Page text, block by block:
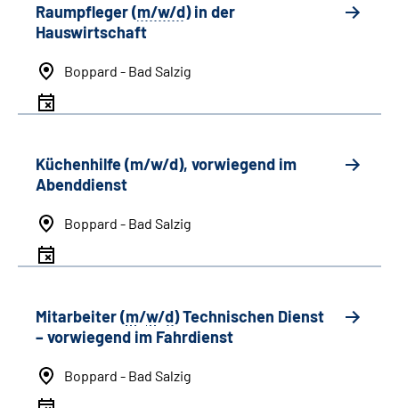
Raumpfleger (m/w/d) in der
Hauswirtschaft
Boppard - Bad Salzig
Küchenhilfe (m/w/d), vorwiegend im
Abenddienst
Boppard - Bad Salzig
Mitarbeiter (m/w/d) Technischen Dienst
– vorwiegend im Fahrdienst
Boppard - Bad Salzig